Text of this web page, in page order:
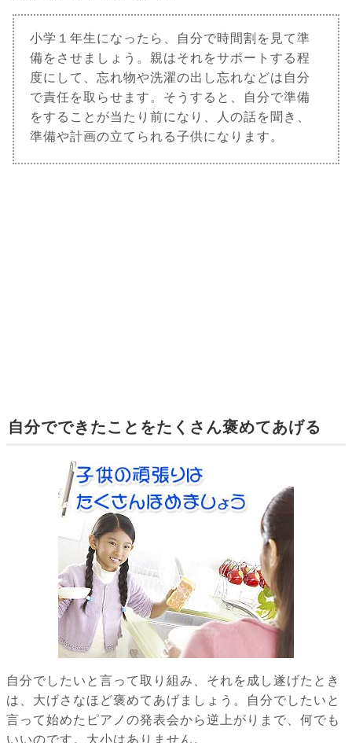
小学１年生になったら、自分で時間割を見て準
備をさせましょう。親はそれをサポートする程
度にして、忘れ物や洗濯の出し忘れなどは自分
で責任を取らせます。そうすると、自分で準備
をすることが当たり前になり、人の話を聞き、
準備や計画の立てられる子供になります。
自分でできたことをたくさん褒めてあげる
自分でしたいと言って取り組み、それを成し遂げたとき
は、大げさなほど褒めてあげましょう。自分でしたいと
言って始めたピアノの発表会から逆上がりまで、何でも
いいのです。大小はありません。